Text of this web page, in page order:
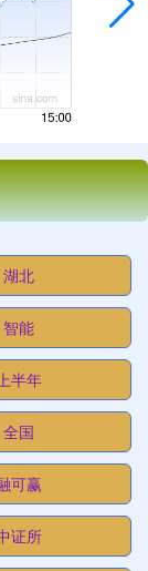
湖北
智能
半年
全国
可赢
证所